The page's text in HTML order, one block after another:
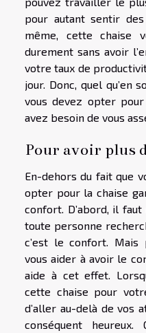
pour autant sentir
même, cette chaise
durement sans avoir
votre taux de
jour. Donc, quel qu’en
vous devez opter
avez besoin de vous
Pour avoir plus
En-dehors du fait que
opter pour la chaise
confort. D’abord, il faut
toute personne
c’est le confort. Mais
vous aider à avoir le
aide à cet effet.
cette chaise pour
d’aller au-delà de vos
conséquent heureux.